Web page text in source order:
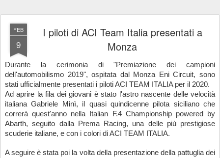
FEB
9
I piloti di ACI Team Italia presentati a
Monza
Durante la cerimonia di "Premiazione dei campioni
dell'automobilismo 2019", ospitata dal Monza Eni Circuit, sono
stati ufficialmente presentati i piloti ACI TEAM ITALIA per il 2020.
Ad aprire la fila dei giovani è stato l'astro nascente delle velocità
italiana Gabriele Minì, il quasi quindicenne pilota siciliano che
correrà quest'anno nella Italian F.4 Championship powered by
Abarth, seguito dalla Prema Racing, una delle più prestigiose
scuderie italiane, e con i colori di ACI TEAM ITALIA.
A seguire è stata poi la volta della presentazione della pattuglia dei